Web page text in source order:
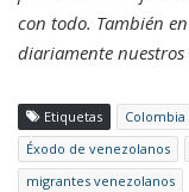
con todo. También en
diariamente
Etiquetas Colombia
Éxodo de venezolanos
migrantes venezolanos